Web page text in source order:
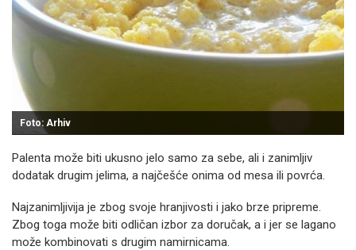
Foto: Arhiv
Palenta može biti ukusno jelo samo za sebe, ali i zanimljiv
dodatak drugim jelima, a najčešće onima od mesa ili povrća.
Najzanimljivija je zbog svoje hranjivosti i jako brze pripreme.
Zbog toga može biti odličan izbor za doručak, a i jer se lagano
može kombinovati s drugim namirnicama.